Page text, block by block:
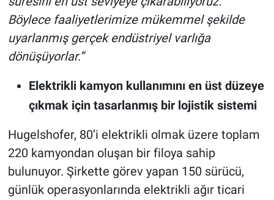
Böylece faaliyetlerimize mükemmel şekilde
uyarlanmış gerçek endüstriyel varlığa
dönüşüyorlar.”
Elektrikli kamyon kullanımını en üst düzeye
çıkmak için tasarlanmış bir lojistik sistemi
Hugelshofer, 80’i elektrikli olmak üzere toplam
220 kamyondan oluşan bir filoya sahip
bulunuyor. Şirkette görev yapan 150 sürücü,
günlük operasyonlarında elektrikli ağır ticari